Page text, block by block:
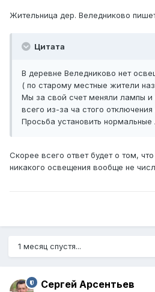
Жительница дер. Веледниково
Цитата
В деревне Веледниково нет
( по старому местные жители
Мы за свой счет меняли лампы и
всего из-за ча стого
Просьба установить нормальные
Скорее всего ответ будет о том,
никакого освещения вообще не
1 месяц спустя...
Сергей Арсентьев